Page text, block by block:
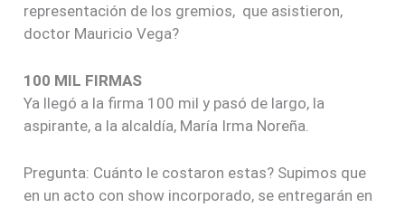
representación de los gremios, que asistieron,
doctor Mauricio Vega?
100 MIL FIRMAS
Ya llegó a la firma 100 mil y pasó de largo, la
aspirante, a la alcaldía, María Irma Noreña.
Pregunta: Cuánto le costaron estas? Supimos que
en un acto con show incorporado, se entregarán en